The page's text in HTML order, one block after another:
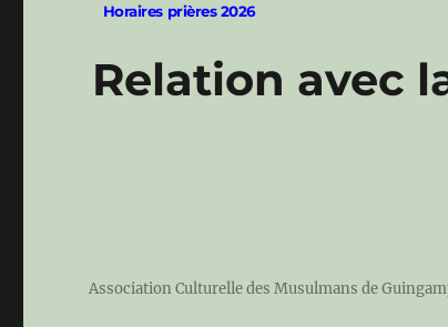
Horaires prières 2026
Relation avec
Association Culturelle des Musulmans de